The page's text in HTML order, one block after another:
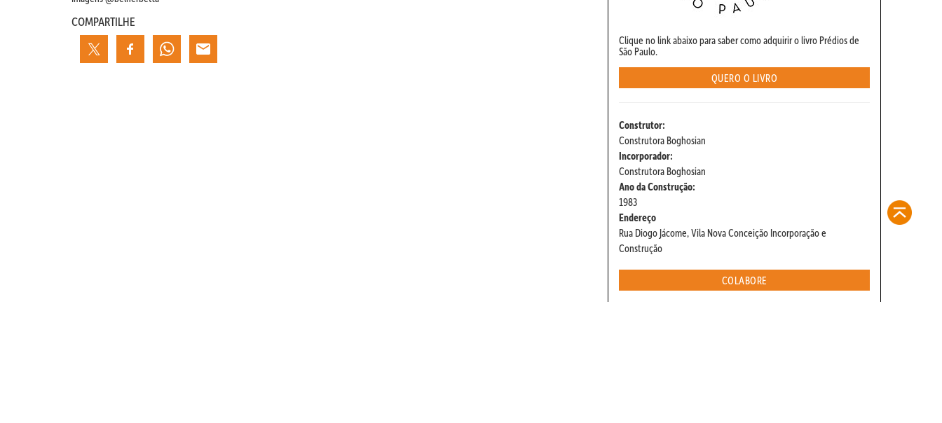
COMPARTILHE
Clique no link abaixo para saber como adquirir o livro Prédios de
São Paulo.
QUERO O LIVRO
Construtor:
Construtora Boghosian
Incorporador:
Construtora Boghosian
Ano da Construção:
1983
Endereço
Rua Diogo Jácome, Vila Nova Conceição Incorporação e
Construção
COLABORE